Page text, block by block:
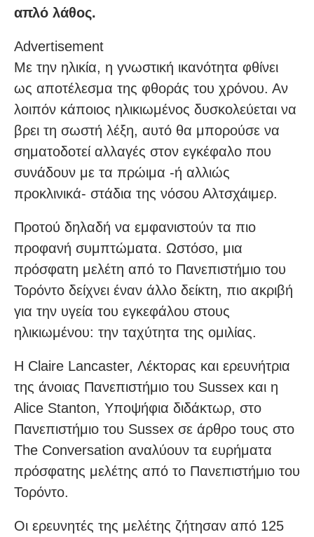
απλό λάθος.
Advertisement
Με την ηλικία, η γνωστική ικανότητα φθίνει
ως αποτέλεσμα της φθοράς του χρόνου. Αν
λοιπόν κάποιος ηλικιωμένος δυσκολεύεται να
βρει τη σωστή λέξη, αυτό θα μπορούσε να
σηματοδοτεί αλλαγές στον εγκέφαλο που
συνάδουν με τα πρώιμα -ή αλλιώς
προκλινικά- στάδια της νόσου Αλτσχάιμερ.
Προτού δηλαδή να εμφανιστούν τα πιο
προφανή συμπτώματα. Ωστόσο, μια
πρόσφατη μελέτη από το Πανεπιστήμιο του
Τορόντο δείχνει έναν άλλο δείκτη, πιο ακριβή
για την υγεία του εγκεφάλου στους
ηλικιωμένου: την ταχύτητα της ομιλίας.
Η Claire Lancaster, Λέκτορας και ερευνήτρια
της άνοιας Πανεπιστήμιο του Sussex και η
Alice Stanton, Υποψήφια διδάκτωρ, στο
Πανεπιστήμιο του Sussex σε άρθρο τους στο
The Conversation αναλύουν τα ευρήματα
πρόσφατης μελέτης από το Πανεπιστήμιο του
Τορόντο.
Οι ερευνητές της μελέτης ζήτησαν από 125